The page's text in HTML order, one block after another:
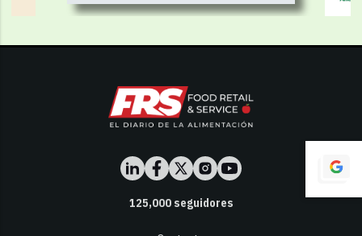
125,000seguidores